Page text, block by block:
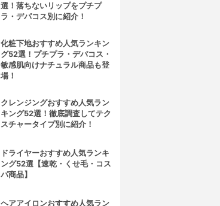
選！落ちないリップをプチプ
ラ・デパコス別に紹介！
化粧下地おすすめ人気ランキン
グ52選！プチプラ・デパコス・
敏感肌向けナチュラル商品も登
場！
クレンジングおすすめ人気ラン
キング52選！徹底調査してテク
スチャータイプ別に紹介！
ドライヤーおすすめ人気ランキ
ング52選【速乾・くせ毛・コス
パ商品】
ヘアアイロンおすすめ人気ラン